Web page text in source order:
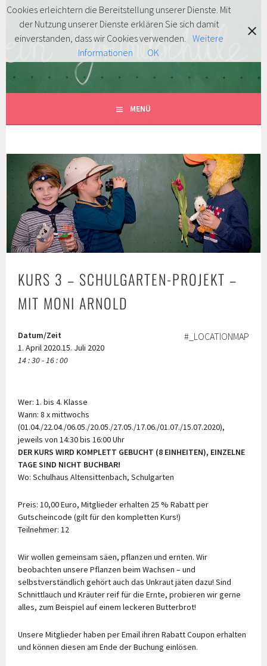
Springe
zum
Inhalt
FÖRDERVEREIN
GRUNDSCHULE HERSBRUCK
E.V.
MITENTDECKEN … MITLACHEN … MITMACHEN!
MENÜ
KURS 3 – SCHULGARTEN-PROJEKT –
MIT MONI ARNOLD
#_LOCATIONMAP
Datum/Zeit
1. April 2020.15. Juli 2020
14 : 30 - 16 : 00
Wer: 1. bis 4. Klasse
Wann: 8 x mittwochs
(01.04./22.04./06.05./20.05./27.05./17.06./01.07./15.07.2020),
jeweils von 14:30 bis 16:00 Uhr
DER KURS WIRD KOMPLETT GEBUCHT (8 EINHEITEN), EINZELNE
TAGE SIND NICHT BUCHBAR!
Wo: Schulhaus Altensittenbach, Schulgarten
Preis: 10,00 Euro, Mitglieder erhalten 25 % Rabatt per
Gutscheincode (gilt für den kompletten Kurs!)
Teilnehmer: 12
Wir wollen gemeinsam säen, pflanzen und ernten. Wir
beobachten unsere Pflanzen beim Wachsen – und
selbstverständlich gehört auch das Unkraut jäten dazu! Sind
Schnittlauch und Kräuter reif für die Ernte, probieren wir gerne
alles, zum Beispiel auf einem leckeren Butterbrot!
Unsere Mitglieder haben per Email ihren Rabatt Coupon erhalten
und können diesen am Ende der Buchung einlösen.
Cookies erleichtern die Bereitstellung unserer Dienste. Mit
der Nutzung unserer Dienste erklären Sie sich damit
einverstanden, dass wir Cookies verwenden. Weitere
Informationen
OK